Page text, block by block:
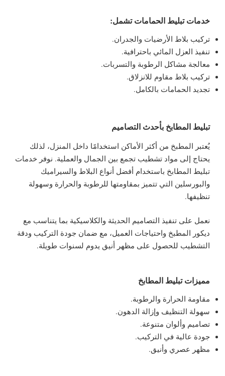
خدمات تبليط الحمامات تشمل:
تركيب بلاط الأرضيات والجدران.
تنفيذ العزل المائي باحترافية.
معالجة مشاكل الرطوبة والتسربات.
تركيب بلاط مقاوم للانزلاق.
تجديد الحمامات بالكامل.
تبليط المطابخ بأحدث التصاميم
يُعتبر المطبخ من أكثر الأماكن استخدامًا داخل المنزل، لذلك
يحتاج إلى مواد تشطيب تجمع بين الجمال والعملية. نوفر خدمات
تبليط المطابخ باستخدام أفضل أنواع البلاط والسيراميك
والبورسلين التي تتميز بمقاومتها للرطوبة والحرارة وسهولة
تنظيفها.
نعمل على تنفيذ التصاميم الحديثة والكلاسيكية بما يتناسب مع
ديكور المطبخ واحتياجات العميل، مع ضمان جودة التركيب ودقة
التشطيب للحصول على مظهر أنيق يدوم لسنوات طويلة.
مميزات تبليط المطابخ
مقاومة الحرارة والرطوبة.
سهولة التنظيف وإزالة الدهون.
تصاميم وألوان متنوعة.
جودة عالية في التركيب.
مظهر عصري وأنيق.